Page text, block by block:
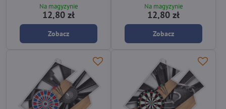
Na magyzynie
12,80 zł
Zobacz
Na magyzynie
12,80 zł
Zobacz